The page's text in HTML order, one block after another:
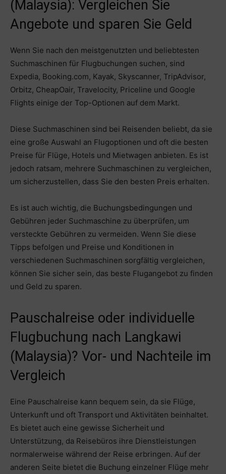
(Malaysia): Vergleichen Sie
Angebote und sparen Sie Geld
Wenn Sie nach den meistgenutzten und beliebtesten
Suchmaschinen für Flugbuchungen suchen, sind
Expedia, Booking.com, Kayak, Skyscanner, TripAdvisor,
Orbitz, CheapOair, Travelocity, Priceline und Google
Flights einige der Top-Optionen auf dem Markt.
Diese Suchmaschinen sind bei Reisenden beliebt, da sie
eine große Auswahl an Flugoptionen und oft die besten
Preise für Flüge, Hotels und Mietwagen anbieten. Es ist
jedoch ratsam, mehrere Suchmaschinen zu vergleichen,
um sicherzustellen, dass Sie den besten Preis erhalten.
Es ist auch wichtig, die Buchungsbedingungen und
Gebühren jeder Suchmaschine zu überprüfen, um
versteckte Gebühren zu vermeiden. Wenn Sie diese
Tipps befolgen und Preise und Konditionen in
verschiedenen Suchmaschinen sorgfältig vergleichen,
können Sie sicher sein, das beste Flugangebot zu finden
und Geld zu sparen.
Pauschalreise oder individuelle
Flugbuchung nach Langkawi
(Malaysia)? Vor- und Nachteile im
Vergleich
Eine Pauschalreise kann bequem sein, da sie Flüge,
Unterkunft und oft Transport und Aktivitäten beinhaltet.
Es bietet auch eine gewisse Sicherheit und
Unterstützung, da Reisebüros ihre Dienstleistungen
normalerweise während der Reise erbringen. Auf der
anderen Seite bietet die Buchung einzelner Flüge mehr